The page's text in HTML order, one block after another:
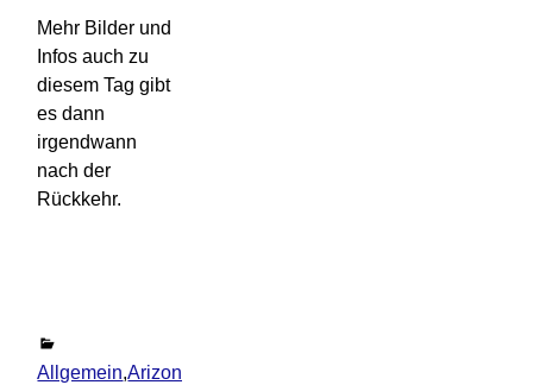
Mehr Bilder und
Infos auch zu
diesem Tag gibt
es dann
irgendwann
nach der
Rückkehr.
Allgemein,Arizona